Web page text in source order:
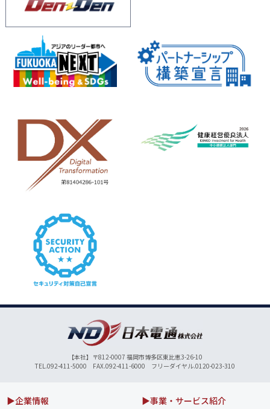
【本社】〒812-0007 福岡市博多区東比恵3-26-10
TEL.092-411-5000 FAX.092-411-6000 フリーダイヤル.0120-023-310
▶企業情報
▶事業・サービス紹介